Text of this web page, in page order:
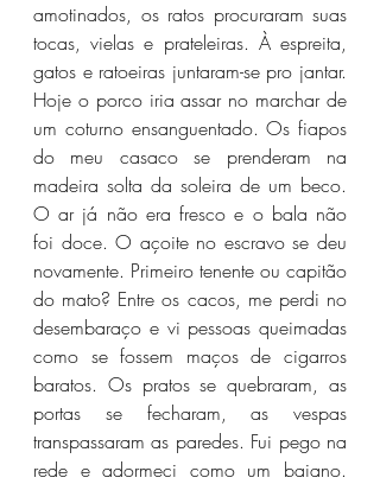
amotinados, os ratos procuraram suas
tocas, vielas e prateleiras. À espreita,
gatos e ratoeiras juntaram-se pro jantar.
Hoje o porco iria assar no marchar de
um coturno ensanguentado. Os fiapos
do meu casaco se prenderam na
madeira solta da soleira de um beco.
O ar já não era fresco e o bala não
foi doce. O açoite no escravo se deu
novamente. Primeiro tenente ou capitão
do mato? Entre os cacos, me perdi no
desembaraço e vi pessoas queimadas
como se fossem maços de cigarros
baratos. Os pratos se quebraram, as
portas se fecharam, as vespas
transpassaram as paredes. Fui pego na
rede e adormeci como um baiano.